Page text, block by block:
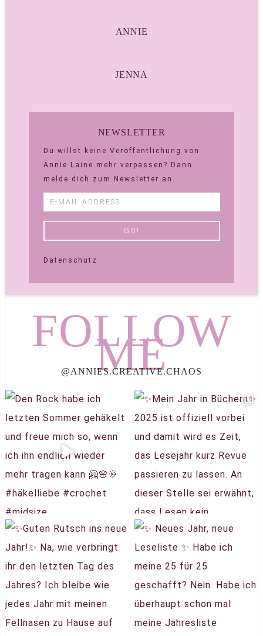
ANNIE
JENNA
NEWSLETTER
Du willst keine Veröffentlichung von
Annie Laine mehr verpassen? Dann
melde dich zum Newsletter an.
Datenschutz
FOLLOW
ME
@ANNIES.CREATIVE.CHAOS